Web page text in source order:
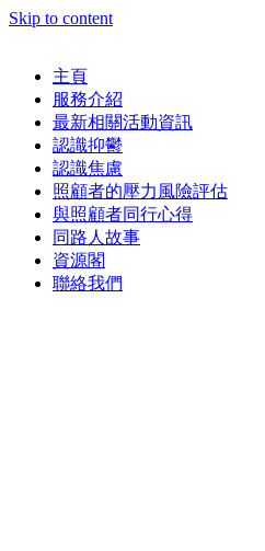
Skip to content
主頁
服務介紹
最新相關活動資訊
認識抑鬱
認識焦慮
照顧者的壓力風險評估
與照顧者同行心得
同路人故事
資源閣
聯絡我們